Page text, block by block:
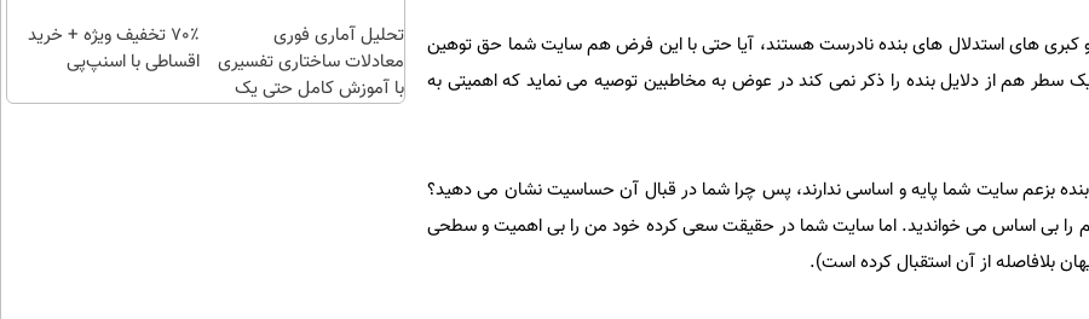
کبری های استدلال های بنده نادرست هستند، آیا حتی با این فرض هم سایت شما حق توهین
سطر هم از دلایل بنده را ذکر نمی کند در عوض به مخاطبین توصیه می نماید که اهمیتی به
بزعم سایت شما پایه و اساسی ندارند، پس چرا شما در قبال آن حساسیت نشان می دهید؟
را بی اساس می خواندید. اما سایت شما در حقیقت سعی کرده خود من را بی اهمیت و سطحی
بلافاصله از آن استقبال کرده است).
چند
تحلیل آماری فوری
معادلات ساختاری تفسیری
با آموزش کامل حتی یک
70٪ تخفیف ویژه + خرید
اقساطی با اسنپ‌پی